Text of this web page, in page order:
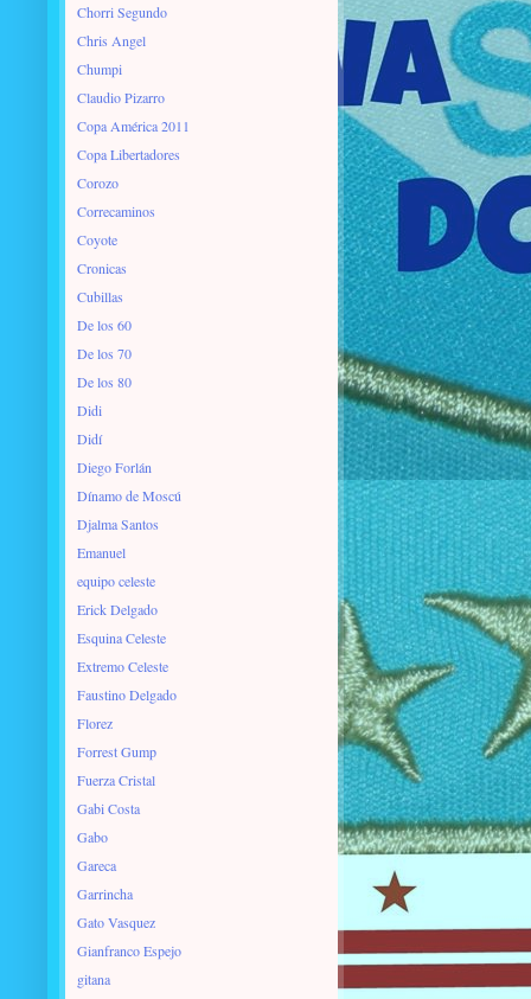
Chorri Segundo
Chris Angel
Chumpi
Claudio Pizarro
Copa América 2011
Copa Libertadores
Corozo
Correcaminos
Coyote
Cronicas
Cubillas
De los 60
De los 70
De los 80
Didi
Didí
Diego Forlán
Dínamo de Moscú
Djalma Santos
Emanuel
equipo celeste
Erick Delgado
Esquina Celeste
Extremo Celeste
Faustino Delgado
Florez
Forrest Gump
Fuerza Cristal
Gabi Costa
Gabo
Gareca
Garrincha
Gato Vasquez
Gianfranco Espejo
gitana